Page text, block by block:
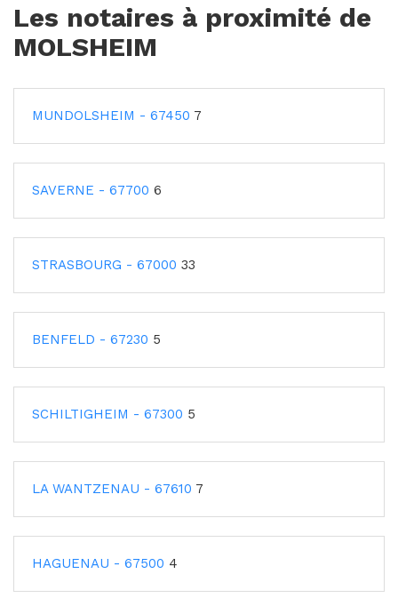
Les notaires à proximité de
MOLSHEIM
MUNDOLSHEIM - 67450 7
SAVERNE - 67700 6
STRASBOURG - 67000 33
BENFELD - 67230 5
SCHILTIGHEIM - 67300 5
LA WANTZENAU - 67610 7
HAGUENAU - 67500 4